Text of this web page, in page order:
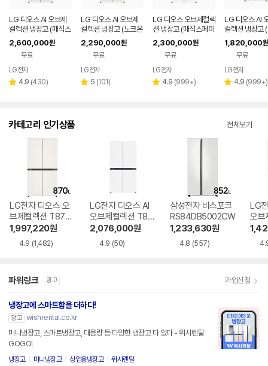
LG 디오스 AI 오브제
컬렉션 냉장고 (매직스
페이스) T876MEE1
H1
2,600,000원
무료
LG전자
별 4.9 리
(430)
LG 디오스 AI 오브제
컬렉션 냉장고 (노크온
매직스페이스) T876
MEE412
2,290,000원
무료
LG전자
별 5 리
(101)
LG 디오스 오브제컬렉
션 냉장고 (매직스페이
스) T873MHH111
2,300,000원
무료
LG전자
별 4.9 리
(999+)
LG 디오스 AI
컬렉션 냉장고
형, 매직스페이
34MEE111
1,820,000원
무료
LG전자
별 4.9 리
(999+)
카테고리 인기상품 전체보기
LG전자 디오스 오
브제컬렉션 T873
MEE111
1,997,220원
4.9 (1,482)
LG전자 디오스 AI
오브제컬렉션 T87
6MQQ1H1
2,076,000원
4.9 (50)
삼성전자 비스포크
RS84DB5002CW
1,233,630원
4.8 (557)
LG
오브
파워링크 광고 가입신청
냉장고에 스마트함을 더하다!
광고 wishrental.co.kr
미니냉장고, 스마트냉장고, 대용량 등 다양한 냉장고 다 있다 - 위시렌탈
GOGO!
냉장고 미니냉장고 상업용냉장고 위시렌탈